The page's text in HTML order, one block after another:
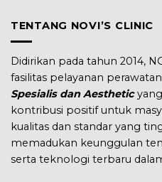
TENTANG NOVI’S CLINIC
Didirikan pada tahun 2014,
fasilitas pelayanan
Spesialis dan Aesthetic
kontribusi positif untuk
kualitas dan standar yang
memadukan keunggulan
serta teknologi terbaru